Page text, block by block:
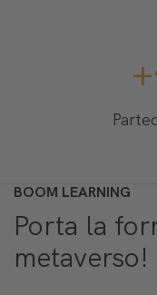
+
BOOM LEARNING
Porta la
metaverso!